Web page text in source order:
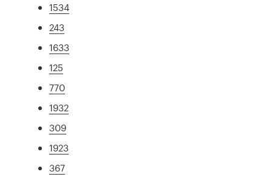
1534
243
1633
125
770
1932
309
1923
367